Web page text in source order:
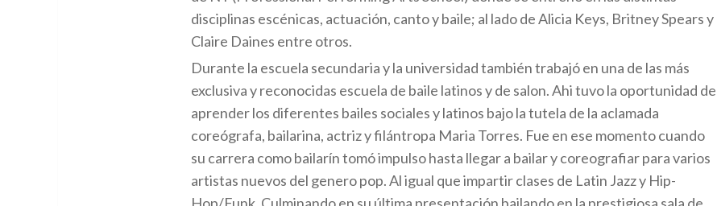
disciplinas escénicas, actuación, canto y baile; al lado de Alicia Keys, Britney Spears y
Claire Daines entre otros.
Durante la escuela secundaria y la universidad también trabajó en una de las más
exclusiva y reconocidas escuela de baile latinos y de salon. Ahi tuvo la oportunidad de
aprender los diferentes bailes sociales y latinos bajo la tutela de la aclamada
coreógrafa, bailarina, actriz y filántropa Maria Torres. Fue en ese momento cuando
su carrera como bailarín tomó impulso hasta llegar a bailar y coreografiar para varios
artistas nuevos del genero pop. Al igual que impartir clases de Latin Jazz y Hip-